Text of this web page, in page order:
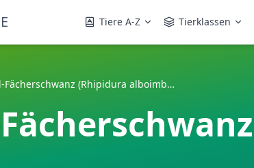
Tiere A-Z Tierklassen
Weißrand-Fächerschwanz (Rhipidura alboimbata)